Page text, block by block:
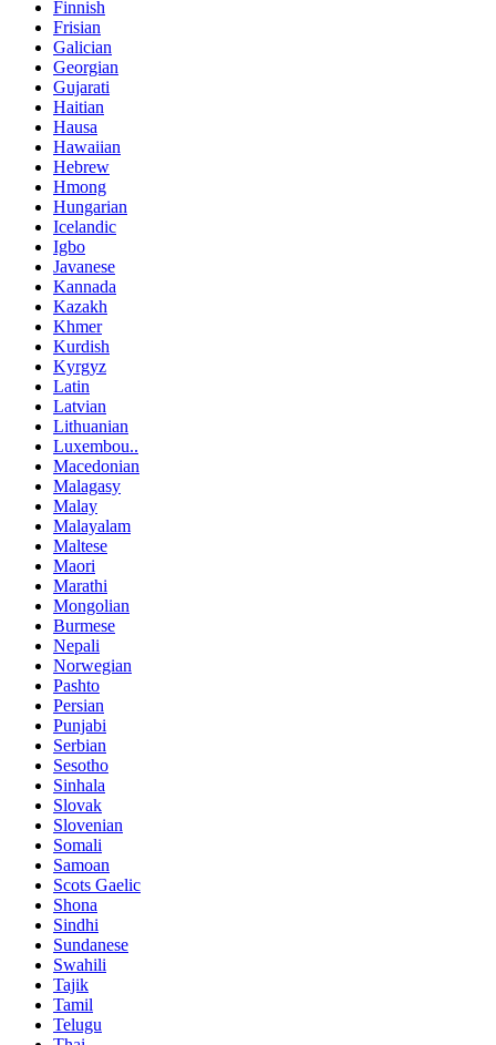
Finnish
Frisian
Galician
Georgian
Gujarati
Haitian
Hausa
Hawaiian
Hebrew
Hmong
Hungarian
Icelandic
Igbo
Javanese
Kannada
Kazakh
Khmer
Kurdish
Kyrgyz
Latin
Latvian
Lithuanian
Luxembou..
Macedonian
Malagasy
Malay
Malayalam
Maltese
Maori
Marathi
Mongolian
Burmese
Nepali
Norwegian
Pashto
Persian
Punjabi
Serbian
Sesotho
Sinhala
Slovak
Slovenian
Somali
Samoan
Scots Gaelic
Shona
Sindhi
Sundanese
Swahili
Tajik
Tamil
Telugu